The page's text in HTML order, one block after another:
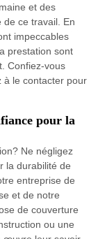
et des
de ce travail. En
impeccables
prestation sont
Confiez-vous
à le contacter pour
pour la
Ne négligez
la durabilité de
entreprise de
et de notre
de couverture
ou une